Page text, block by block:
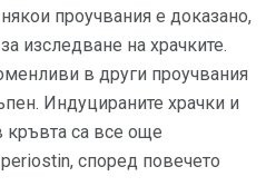
проучвания е доказано,
изследване на храчките.
в други проучвания
Индуцираните храчки и
кръвта са все още
според повечето